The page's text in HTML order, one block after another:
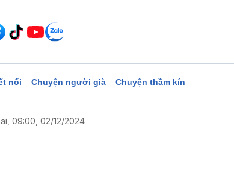
nối Chuyện người già Chuyện thầm kín
09:00, 02/12/2024